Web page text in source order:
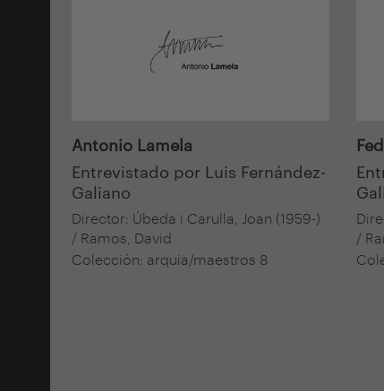
Antonio Lamela
Entrevistado por Luis Fernández-
Galiano
Director: Úbeda i Carulla, Joan (1959-)
/ Ramos, David
Colección: arquia/maestros 8
/